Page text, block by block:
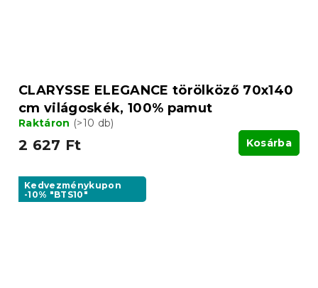
CLARYSSE ELEGANCE törölköző 70x140
cm világoskék, 100% pamut
Raktáron (>10 db)
2 627 Ft Kosárba
Kedvezménykupon
-10% "BTS10"